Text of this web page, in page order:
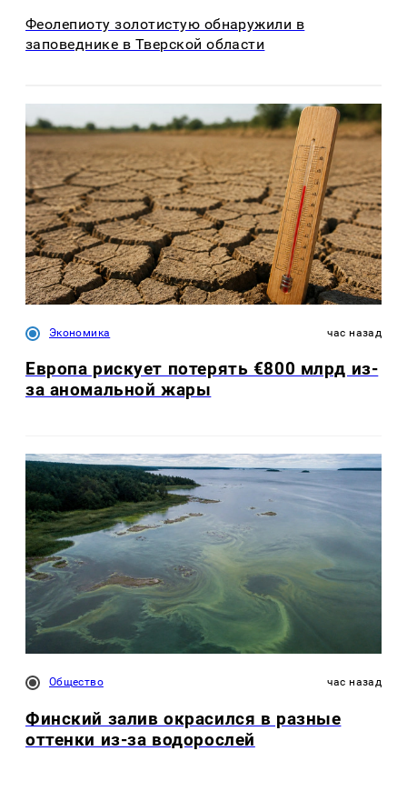
Феолепиоту золотистую обнаружили в
заповеднике в Тверской области
Экономика час назад
Европа рискует потерять €800 млрд из-
за аномальной жары
Общество час назад
Финский залив окрасился в разные
оттенки из-за водорослей